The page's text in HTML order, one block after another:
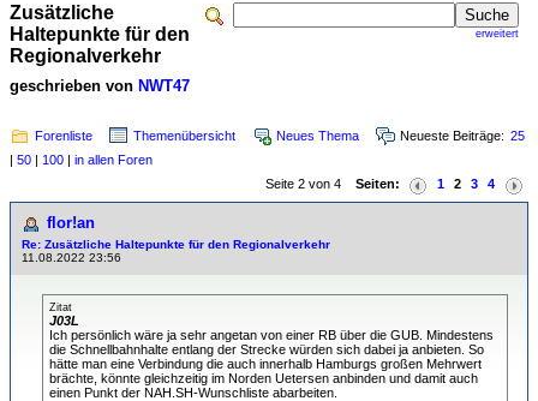
erweitert
Zusätzliche
Haltepunkte für den
Regionalverkehr
geschrieben von NWT47
Forenliste Themenübersicht Neues Thema Neueste Beiträge: 25
| 50 | 100 | in allen Foren
Seite 2 von 4 Seiten: 1 2 3 4
flor!an
Re: Zusätzliche Haltepunkte für den Regionalverkehr
11.08.2022 23:56
Zitat
J03L
Ich persönlich wäre ja sehr angetan von einer RB über die GUB. Mindestens
die Schnellbahnhalte entlang der Strecke würden sich dabei ja anbieten. So
hätte man eine Verbindung die auch innerhalb Hamburgs großen Mehrwert
brächte, könnte gleichzeitig im Norden Uetersen anbinden und damit auch
einen Punkt der NAH.SH-Wunschliste abarbeiten.